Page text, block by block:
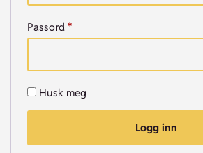
Passord *
Husk meg
Logg inn